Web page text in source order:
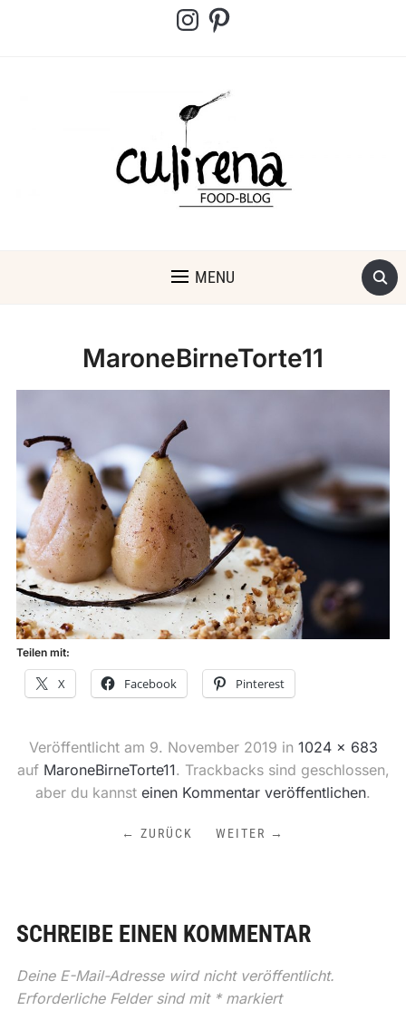
InstagramPinterest
MENU
MaroneBirneTorte11
Teilen mit:
X Facebook Pinterest
Veröffentlicht am 9. November 2019 in 1024 × 683
auf MaroneBirneTorte11. Trackbacks sind geschlossen,
aber du kannst einen Kommentar veröffentlichen.
← ZURÜCK WEITER →
SCHREIBE EINEN KOMMENTAR
Deine E-Mail-Adresse wird nicht veröffentlicht.
Erforderliche Felder sind mit *markiert